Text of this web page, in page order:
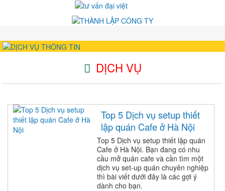
DỊCH VỤ
Top 5 Dịch vụ setup thiết
lập quán Cafe ở Hà Nội
Top 5 Dịch vụ setup thiết lập quán
Cafe ở Hà Nội. Bạn đang có nhu
cầu mở quán cafe và cần tìm một
dịch vụ set-up quán chuyên nghiệp
thì bài viết dưới đây là các gợi ý
dành cho bạn.